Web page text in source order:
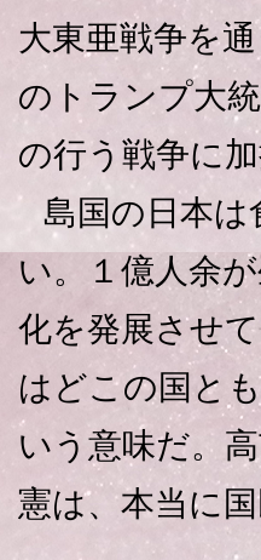
大東亜戦争を
のトランプ大
の行う戦争に
島国の日本は
い。１億人余
化を発展させ
はどこの国と
いう意味だ。
憲は、本当に